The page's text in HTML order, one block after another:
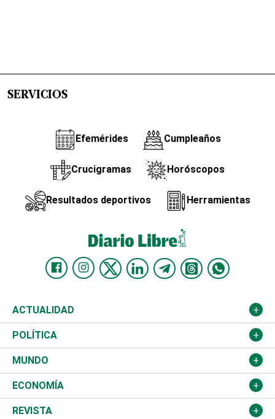
SERVICIOS
Efemérides Cumpleaños
Crucigramas Horóscopos
Resultados deportivos Herramientas
ACTUALIDAD
Nacional
Ciudad
Educación
Salud
POLÍTICA
Partidos
JCE
TSE
MUNDO
Estados Unidos
América Latina
ECONOMÍA
Finanzas
REVISTA